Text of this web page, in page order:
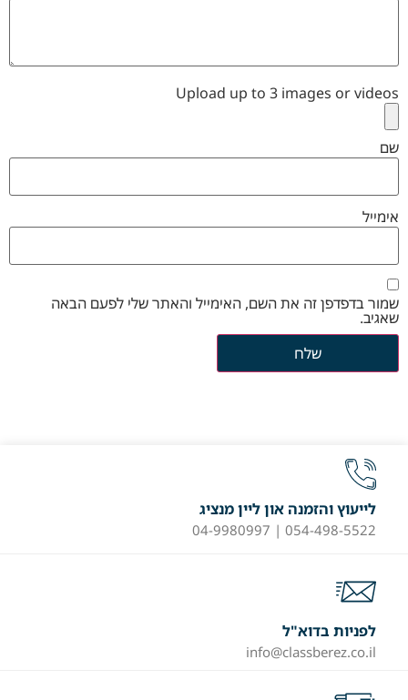
Upload up to 3 images or videos
שם
אימייל
שמור בדפדפן זה את השם, האימייל והאתר שלי לפעם הבאה
שאגיב.
לייעוץ והזמנה און ליין מנציג
054-498-5522 | 04-9980997
לפניות בדוא"ל
info@classberez.co.il